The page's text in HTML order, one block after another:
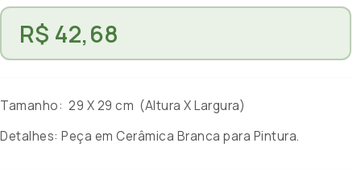
R$ 42,68
Tamanho: 29 X 29 cm (Altura X Largura)
Detalhes: Peça em Cerâmica Branca para Pintura.